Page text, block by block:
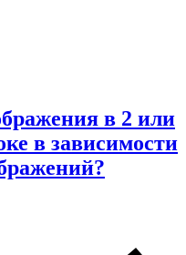
в 2 или
в зависимости